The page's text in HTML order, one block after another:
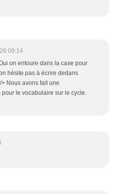
09:14
on entoure dans la case pour
hésite pas à écrire dedans
Nous avons fait une
pour le vocabulaire sur le cycle.